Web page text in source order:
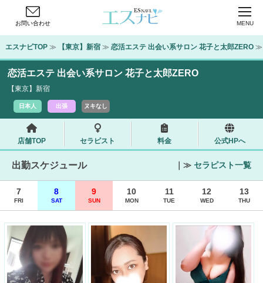
お問い合わせ MENU
エスナビTOP ≫ 【東京】新宿 ≫ 恋活エステ 出会い系サロン 花子と太郎ZERO ≫
恋活エステ 出会い系サロン 花子と太郎ZERO
【東京】新宿
日本人 出張 ヌキなし
店舗TOP セラピスト 料金 公式HPへ
出勤スケジュール ｜≫ セラピスト一覧
7
FRI
8
SAT
9
SUN
10
MON
11
TUE
12
WED
13
THU